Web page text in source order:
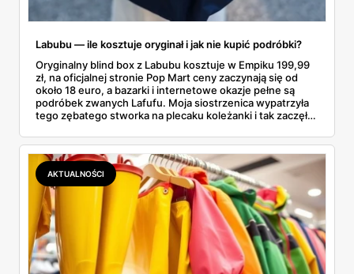
Labubu — ile kosztuje oryginał i jak nie kupić podróbki?
Oryginalny blind box z Labubu kosztuje w Empiku 199,99
zł, na oficjalnej stronie Pop Mart ceny zaczynają się od
około 18 euro, a bazarki i internetowe okazje pełne są
podróbek zwanych Lafufu. Moja siostrzenica wypatrzyła
tego zębatego stworka na plecaku koleżanki i tak zaczęło
kosztuje i po czym poznać, że sprzedawca nie wciska nam
podróbki. Spisałam wszystko, czego się dowiedziałam —
łącznie z jedną wpadką, o której za chwilę.
AKTUALNOŚCI